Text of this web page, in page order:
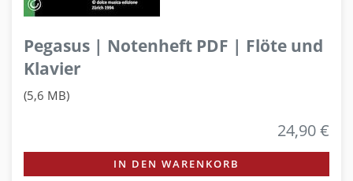
Pegasus | Notenheft PDF | Flöte und
Klavier
(5,6 MB)
24,90 €
IN DEN WARENKORB